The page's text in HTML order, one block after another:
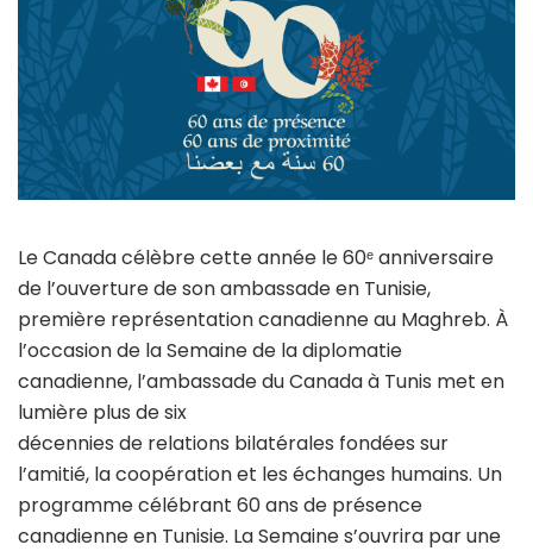
Le Canada célèbre cette année le 60ᵉ anniversaire
de l’ouverture de son ambassade en Tunisie,
première représentation canadienne au Maghreb. À
l’occasion de la Semaine de la diplomatie
canadienne, l’ambassade du Canada à Tunis met en
lumière plus de six
décennies de relations bilatérales fondées sur
l’amitié, la coopération et les échanges humains. Un
programme célébrant 60 ans de présence
canadienne en Tunisie. La Semaine s’ouvrira par une